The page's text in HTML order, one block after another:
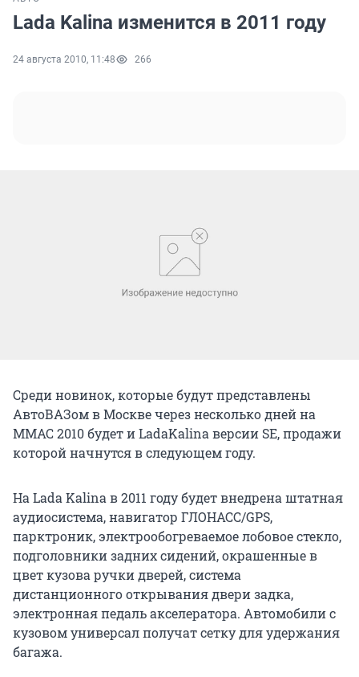
Lada Kalina изменится в 2011 году
24 августа 2010, 11:48 266
Среди новинок, которые будут представлены
АвтоВАЗом в Москве через несколько дней на
ММАС 2010 будет и LadaKalina версии SE, продажи
которой начнутся в следующем году.
На Lada Kalina в 2011 году будет внедрена штатная
аудиосистема, навигатор ГЛОНАСС/GPS,
парктроник, электрообогреваемое лобовое стекло,
подголовники задних сидений, окрашенные в
цвет кузова ручки дверей, система
дистанционного открывания двери задка,
электронная педаль акселератора. Автомобили с
кузовом универсал получат сетку для удержания
багажа.